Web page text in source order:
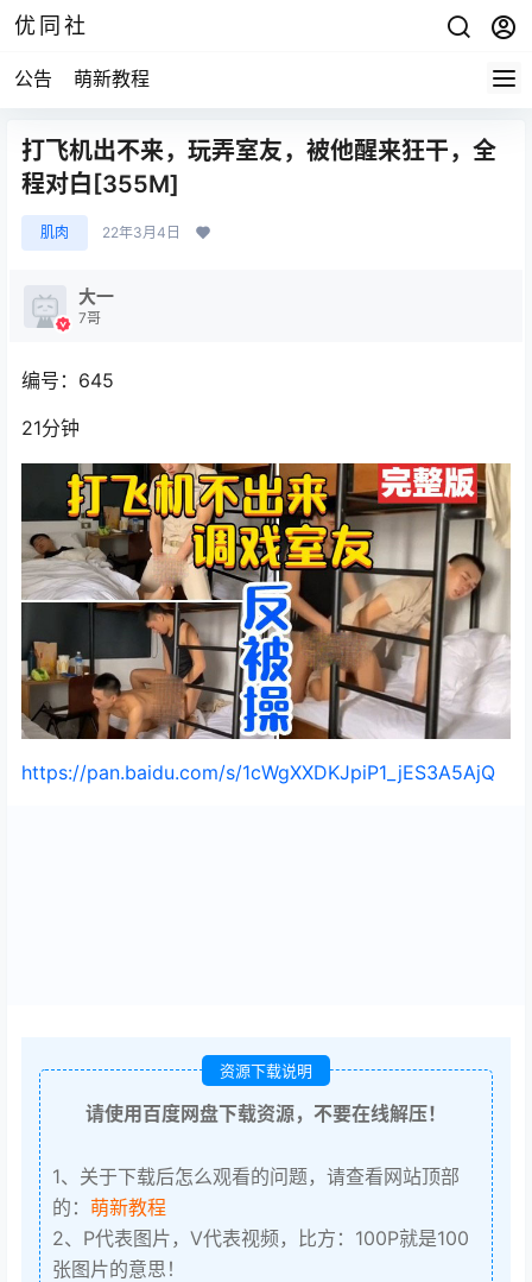
优同社
公告 萌新教程
打飞机出不来，玩弄室友，被他醒来狂干，全
程对白[355M]
肌肉 22年3月4日
大一
7哥
编号：645
21分钟
https://pan.baidu.com/s/1cWgXXDKJpiP1_jES3A5AjQ
资源下载说明
请使用百度网盘下载资源，不要在线解压！
1、关于下载后怎么观看的问题，请查看网站顶部
的： 萌新教程
2、P代表图片，V代表视频，比方：100P就是100
张图片的意思！